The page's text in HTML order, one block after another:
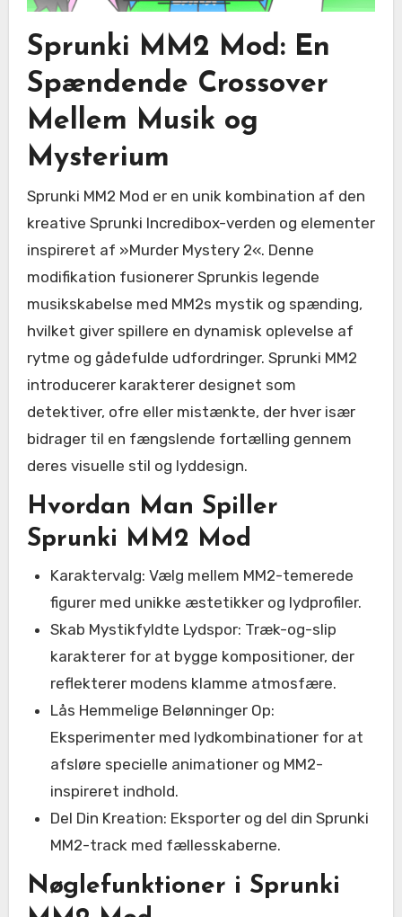
Sprunki MM2 Mod: En
Spændende Crossover
Mellem Musik og
Mysterium
Sprunki MM2 Mod er en unik kombination af den
kreative Sprunki Incredibox-verden og elementer
inspireret af »Murder Mystery 2«. Denne
modifikation fusionerer Sprunkis legende
musikskabelse med MM2s mystik og spænding,
hvilket giver spillere en dynamisk oplevelse af
rytme og gådefulde udfordringer. Sprunki MM2
introducerer karakterer designet som
detektiver, ofre eller mistænkte, der hver især
bidrager til en fængslende fortælling gennem
deres visuelle stil og lyddesign.
Hvordan Man Spiller
Sprunki MM2 Mod
Karaktervalg: Vælg mellem MM2-temerede
figurer med unikke æstetikker og lydprofiler.
Skab Mystikfyldte Lydspor: Træk-og-slip
karakterer for at bygge kompositioner, der
reflekterer modens klamme atmosfære.
Lås Hemmelige Belønninger Op:
Eksperimenter med lydkombinationer for at
afsløre specielle animationer og MM2-
inspireret indhold.
Del Din Kreation: Eksporter og del din Sprunki
MM2-track med fællesskaberne.
Nøglefunktioner i Sprunki